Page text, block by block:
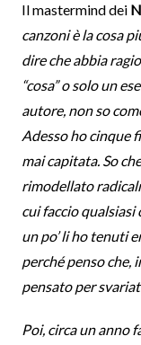
Il mastermind dei
canzoni è la cosa
dire che abbia
“cosa” o solo un
autore, non so
Adesso ho cinque
mai capitata. So
rimodellato
cui faccio qualsiasi
un po’ li ho tenuti
perché penso che,
pensato per
Poi, circa un anno